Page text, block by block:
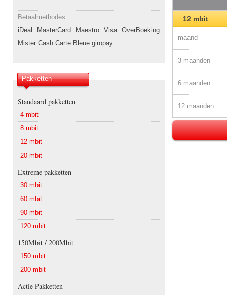
Betaalmethodes:
iDeal MasterCard Maestro Visa OverBoeking
Mister Cash Carte Bleue giropay
Pakketten
Standaard pakketten
4 mbit
8 mbit
12 mbit
20 mbit
Extreme pakketten
30 mbit
60 mbit
90 mbit
120 mbit
150Mbit / 200Mbit
150 mbit
200 mbit
Actie Pakketten
12 mbit
maand
3 maanden
6 maanden
12 maanden